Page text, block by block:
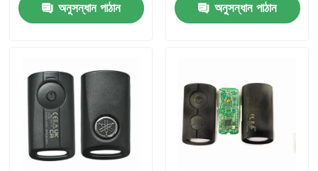
শুধুমাত্র নিয়ন্ত্রণ জন্য পাইকারি
MOQ 50pcs
অনুসন্ধান পাঠান
ID47chip দূরবর্তী গাড়ির চাবি
অনুসন্ধান পাঠান